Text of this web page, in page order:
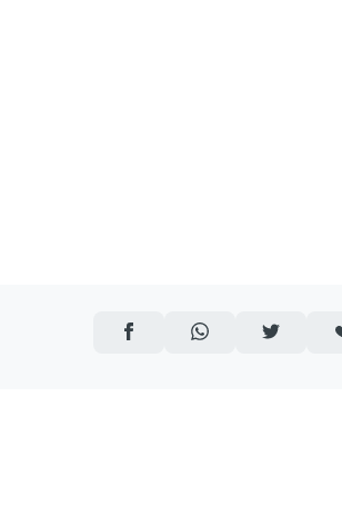
AUF FACEBOOK TEILEN
ÜBER WHATSAPP
AUF